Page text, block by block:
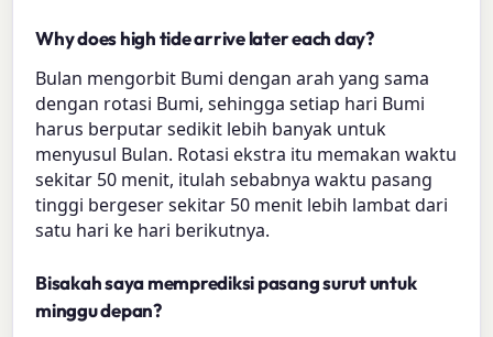
Why does high tide arrive later each day?
Bulan mengorbit Bumi dengan arah yang sama
dengan rotasi Bumi, sehingga setiap hari Bumi
harus berputar sedikit lebih banyak untuk
menyusul Bulan. Rotasi ekstra itu memakan waktu
sekitar 50 menit, itulah sebabnya waktu pasang
tinggi bergeser sekitar 50 menit lebih lambat dari
satu hari ke hari berikutnya.
Bisakah saya memprediksi pasang surut untuk
minggu depan?